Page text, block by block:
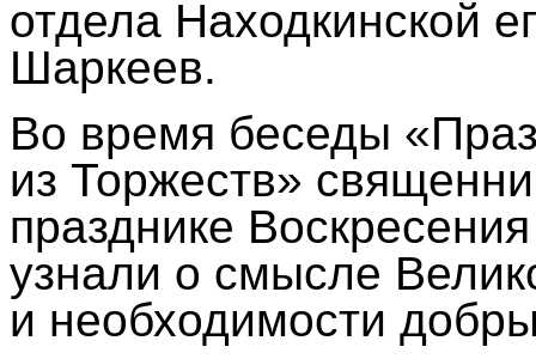
отдела Находкинской
Шаркеев.
Во время беседы
из Торжеств»
празднике
узнали о смысле
и необходимости